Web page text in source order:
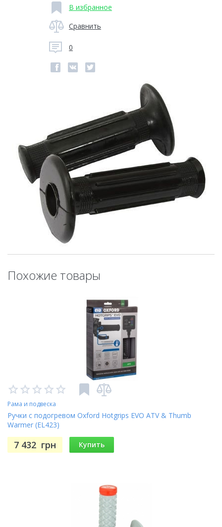
В избранное
Сравнить
0
Похожие товары
Рама и подвеска
Ручки с подогревом Oxford Hotgrips EVO ATV & Thumb
Warmer (EL423)
7 432 грн Купить